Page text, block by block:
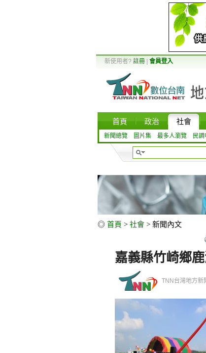
新使用者? 註冊 會員登入
首頁 政治 社會
新聞總覽 圖片集 最多人瀏覽 民
◎ 首頁 > 社會 > 新聞內文
嘉義縣竹崎鄉
TNN台灣地方新